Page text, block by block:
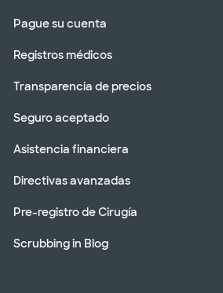
Pague su cuenta
Registros médicos
Transparencia de precios
Seguro aceptado
Asistencia financiera
Directivas avanzadas
Pre-registro de Cirugía
Scrubbing in Blog